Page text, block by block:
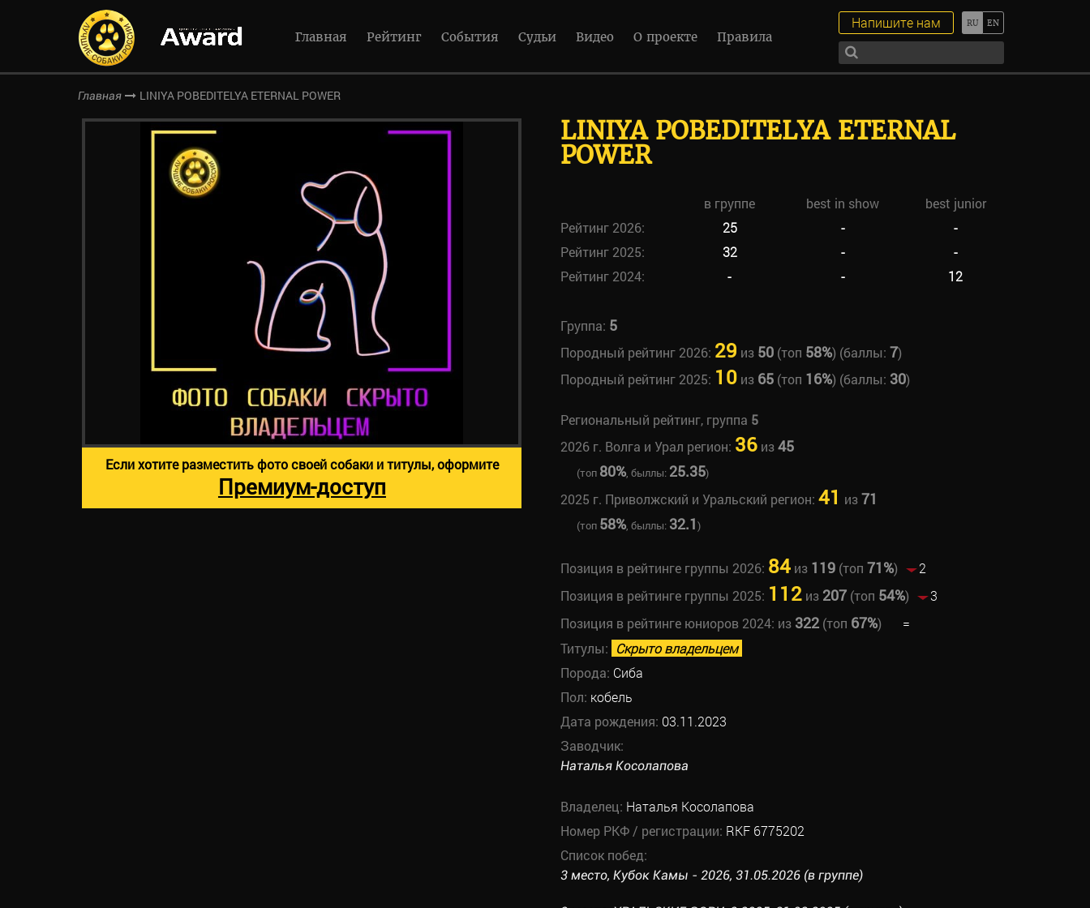
Главная Рейтинг События Судьи Видео О проекте Правила
Напишите нам
Главная LINIYA POBEDITELYA ETERNAL POWER
LINIYA POBEDITELYA ETERNAL
POWER
в группе best in show
best junior
Рейтинг 2026:
25 -
-
Рейтинг 2025:
32 -
-
Рейтинг 2024:
- - 12
Группа: 5
Породный рейтинг 2026: 29 из 50(топ 58%) (баллы: 7)
Породный рейтинг 2025: 10из 65(топ 16%) (баллы: 30)
Региональный рейтинг, группа 5
2026 г. Волга и Урал регион: 36из45
(топ 80%, быллы: 25.35)
2025 г. Приволжский и Уральский регион: 41 из71
(топ 58%, быллы: 32.1)
Позиция в рейтинге группы 2026: 84из 119(топ 71%)
2
Позиция в рейтинге группы 2025: 112из 207(топ 54%)
3
Позиция в рейтинге юниоров 2024: из 322(топ 67%)
=
Титулы: Скрыто владельцем
Порода: Сиба
Пол: кобель
Дата рождения: 03.11.2023
Заводчик:
Наталья Косолапова
Владелец: Наталья Косолапова
Номер РКФ / регистрации: RKF 6775202
Список побед:
3 место, Кубок Камы - 2026, 31.05.2026 (в группе)
Если хотите разместить фото своей собаки и титулы, оформите
Премиум-доступ